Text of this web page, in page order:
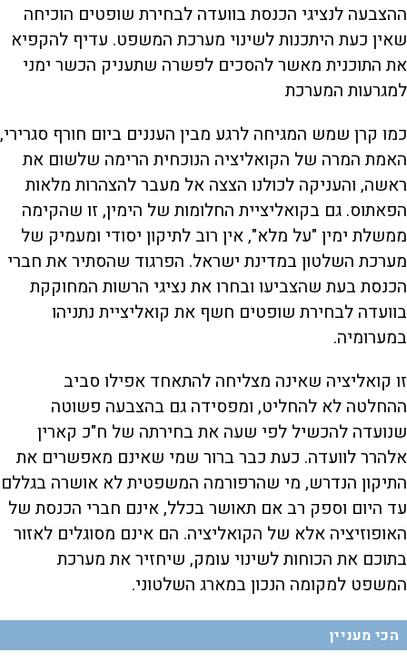
ההצבעה לנציגי הכנסת בוועדה לבחירת שופטים הוכיחה
שאין כעת היתכנות לשינוי מערכת המשפט. עדיף להקפיא
את התוכנית מאשר להסכים לפשרה שתעניק הכשר ימני
למגרעות המערכת
כמו קרן שמש המגיחה לרגע מבין העננים ביום חורף סגרירי,
האמת המרה של הקואליציה הנוכחית הרימה שלשום את
ראשה, והעניקה לכולנו הצצה אל מעבר להצהרות מלאות
הפאתוס. גם בקואליציית החלומות של הימין, זו שהקימה
ממשלת ימין "על מלא", אין רוב לתיקון יסודי ומעמיק של
מערכת השלטון במדינת ישראל. הפרגוד שהסתיר את חברי
הכנסת בעת שהצביעו ובחרו את נציגי הרשות המחוקקת
בוועדה לבחירת שופטים חשף את קואליציית נתניהו
במערומיה.
זו קואליציה שאינה מצליחה להתאחד אפילו סביב
ההחלטה לא להחליט, ומפסידה גם בהצבעה פשוטה
שנועדה להכשיל לפי שעה את בחירתה של ח"כ קארין
אלהרר לוועדה. כעת כבר ברור שמי שאינם מאפשרים את
התיקון הנדרש, מי שהרפורמה המשפטית לא אושרה בגללם
עד היום וספק רב אם תאושר בכלל, אינם חברי הכנסת של
האופוזיציה אלא של הקואליציה. הם אינם מסוגלים לאזור
בתוכם את הכוחות לשינוי עומק, שיחזיר את מערכת
המשפט למקומה הנכון במארג השלטוני.
הכי מעניין